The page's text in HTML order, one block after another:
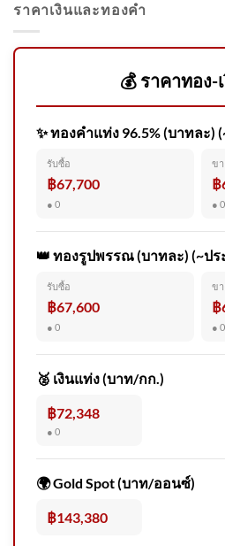
สามัคคี
รถตำร
ช่องวัน
โอกาส
วามรุน
ได้ที่
(8/8/
ประตูท
ราคาเงินและทองคำ
💰 ราคาทอง-
✨ ทองคำแท่ง 96.5% (บาทละ)
รับซื้อ
฿67,700
● 0
ข
฿
● 0
👑 ทองรูปพรรณ (บาทละ) (~ป
รับซื้อ
฿67,600
● 0
ข
฿
● 0
🥈 เงินแท่ง (บาท/กก.)
฿72,348
● 0
🌍 Gold Spot (บาท/ออนซ์)
฿143,380